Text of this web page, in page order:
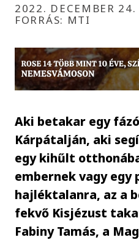
2022. DECEMBER
FORRÁS: MTI
Aki betakar egy
Kárpátalján, aki
egy kihűlt
embernek vagy
hajléktalanra, az a
fekvő Kisjézust
Fabiny Tamás, a